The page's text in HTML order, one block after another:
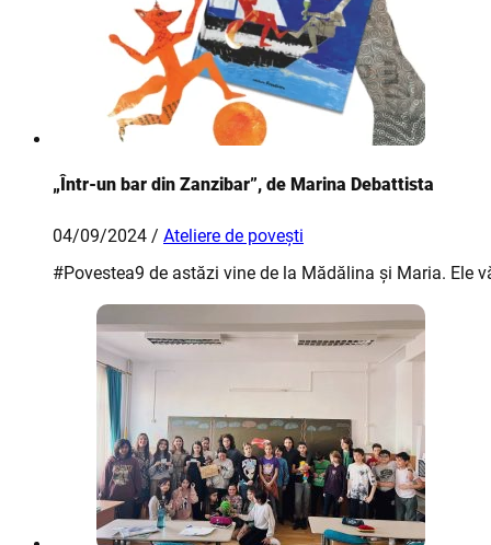
„Într-un bar din Zanzibar”, de Marina Debattista
04/09/2024 / Ateliere de povești
#Povestea9 de astăzi vine de la Mădălina și Maria. Ele